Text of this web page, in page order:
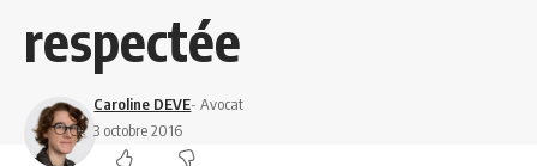
respectée
Caroline DEVE- Avocat
3 octobre 2016